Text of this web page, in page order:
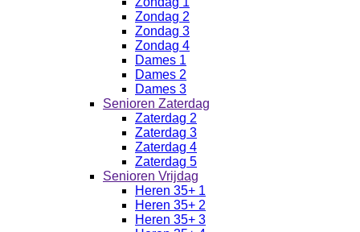
Zondag 2
Zondag 3
Zondag 4
Dames 1
Dames 2
Dames 3
Senioren Zaterdag
Zaterdag 2
Zaterdag 3
Zaterdag 4
Zaterdag 5
Senioren Vrijdag
Heren 35+ 1
Heren 35+ 2
Heren 35+ 3